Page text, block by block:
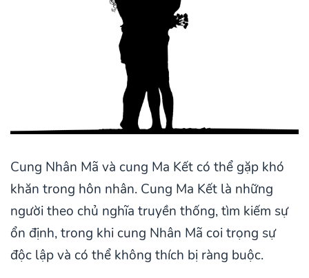
Cung Nhân Mã và cung Ma Kết có thể gặp khó
khăn trong hôn nhân. Cung Ma Kết là những
người theo chủ nghĩa truyền thống, tìm kiếm sự
ổn định, trong khi cung Nhân Mã coi trọng sự
độc lập và có thể không thích bị ràng buộc.